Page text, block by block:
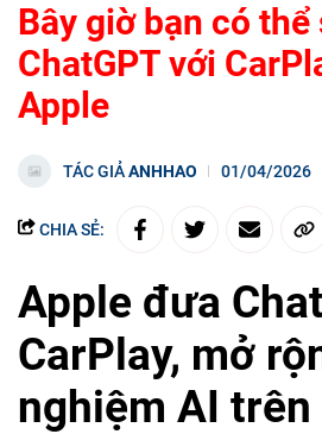
Bây giờ bạn có thể
ChatGPT với
Apple
TÁC GIẢANHHAO 01/04/2026
CHIA SẺ:
Apple đưa
CarPlay, mở
nghiệm AI trên